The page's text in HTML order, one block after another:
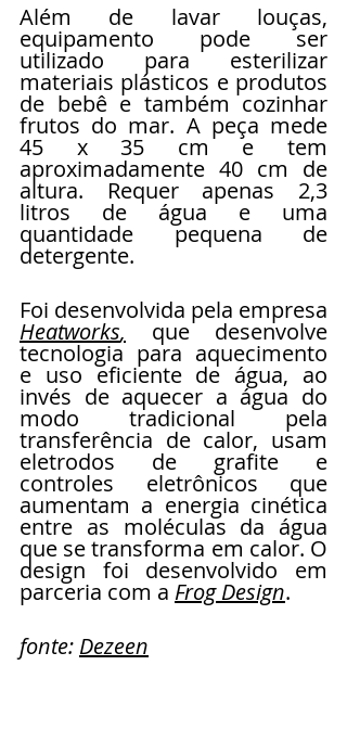
Além de lavar louças,
equipamento pode ser
utilizado para esterilizar
materiais plásticos e produtos
de bebê e também cozinhar
frutos do mar. A peça mede
45 x 35 cm e tem
aproximadamente 40 cm de
altura. Requer apenas 2,3
litros de água e uma
quantidade pequena de
detergente.
Heatworks, que desenvolve
tecnologia para aquecimento
e uso eficiente de água, ao
invés de aquecer a água do
modo tradicional pela
transferência de calor, usam
eletrodos de grafite e
controles eletrônicos que
aumentam a energia cinética
entre as moléculas da água
que se transforma em calor. O
design foi desenvolvido em
parceria com a Frog Design.
fonte: Dezeen